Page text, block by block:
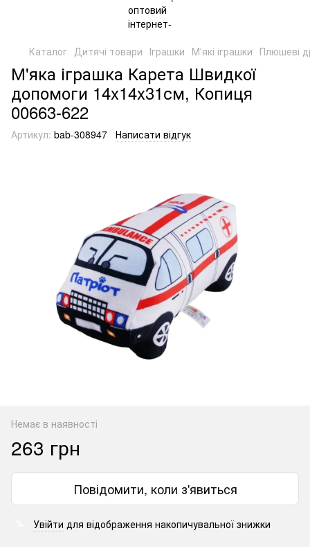
Каталог Дитячі товари Іграшки М'які іграшки Плюшеві
М'яка іграшка Карета Швидкої
допомоги 14x14x31см, Копиця
00663-622
Артикул: bab-308947 Написати відгук
Немає в наявності
263 грн
Повідомити, коли з'явиться
Увійти для відображення накопичувальної знижки